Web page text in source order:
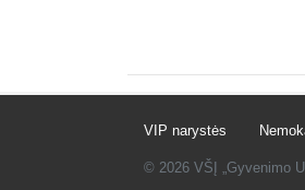
VIP narystės
© 2026 VŠĮ „Gyvenimo